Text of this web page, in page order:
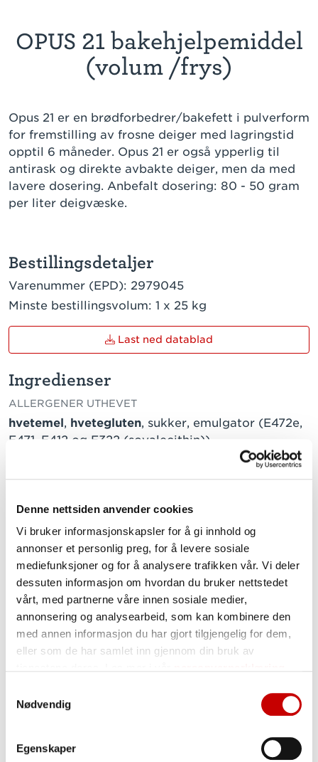
Denne nettsiden anvender cookies
Vi bruker informasjonskapsler for å gi innhold og
annonser et personlig preg, for å levere sosiale
mediefunksjoner og for å analysere trafikken vår. Vi deler
dessuten informasjon om hvordan du bruker nettstedet
vårt, med partnerne våre innen sosiale medier,
annonsering og analysearbeid, som kan kombinere den
med annen informasjon du har gjort tilgjengelig for dem,
eller som de har samlet inn gjennom din bruk av
Nødvendig
Egenskaper
OPUS 21 bakehjelpemiddel
(volum /frys)
Opus 21 er en brødforbedrer/bakefett i pulverform
for fremstilling av frosne deiger med lagringstid
opptil 6 måneder. Opus 21 er også ypperlig til
antirask og direkte avbakte deiger, men da med
lavere dosering. Anbefalt dosering: 80 - 50 gram
per liter deigvæske.
Bestillingsdetaljer
Varenummer (EPD): 2979045
Minste bestillingsvolum: 1 x 25 kg
Last ned datablad
Ingredienser
ALLERGENER UTHEVET
hvetemel , hvetegluten, sukker, emulgator (E472e,
E471, E412 og E322 (soyalecithin)),
antiklumpemiddel (E341), vegetabilsk olje (raps),
Næringsinnhold pr. 100g
TRYKK PÅ VERDI FOR Å LESE MER
Energi
1855 kJ / 441 kcal
Fett
28,3 g
herav:
mettede fettsyrer
14,0 g
enumettede fettsyrer
Karbohydrater
51,3 g
sukkerarter
24,8 g